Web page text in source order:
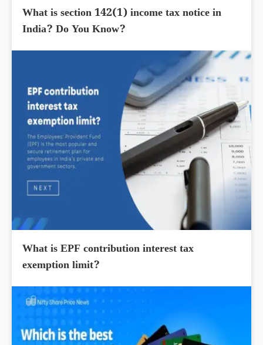
What is section 142(1) income tax notice in
India? Do You Know?
What is EPF contribution interest tax
exemption limit?